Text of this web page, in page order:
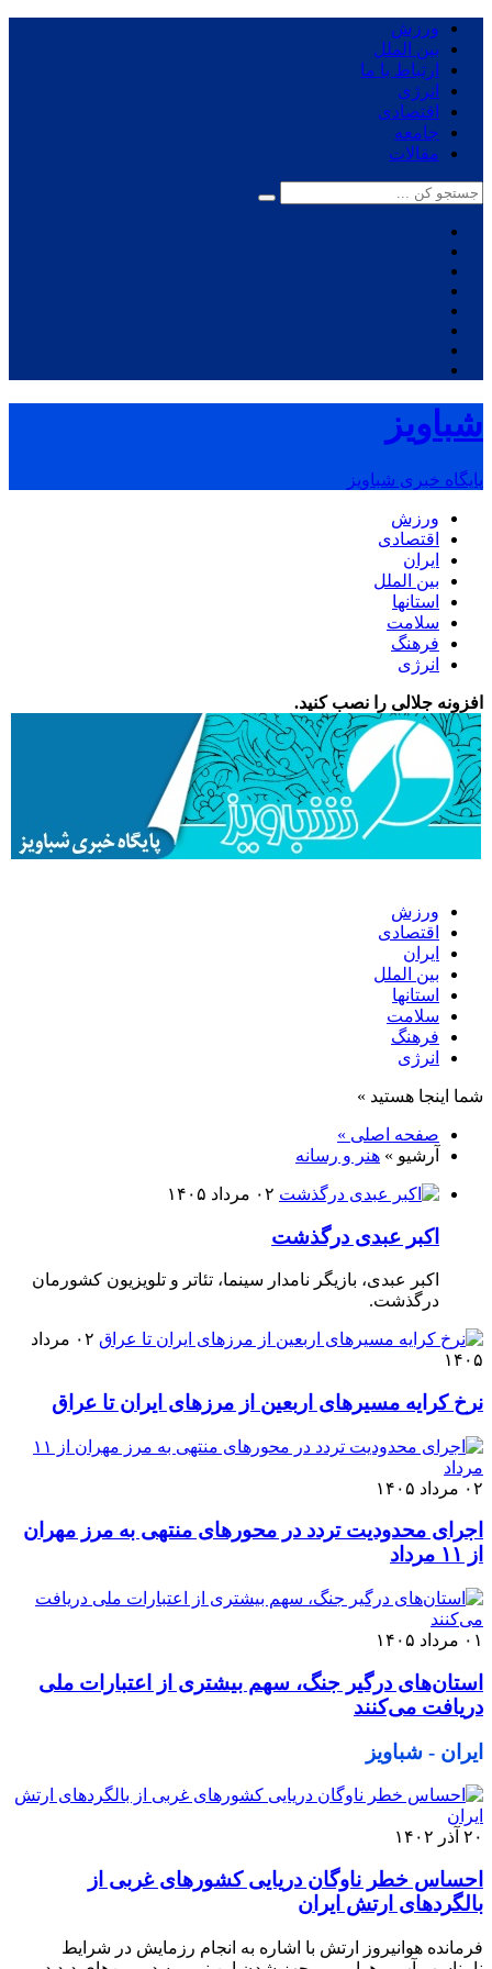
ورزش
بین الملل
ارتباط با ما
انرژی
اقتصادی
جامعه
مقالات
شباویز
پایگاه خبری شباویز
ورزش
اقتصادی
ایران
بین الملل
استانها
سلامت
فرهنگ
انرژی
افزونه جلالی را نصب کنید.
ورزش
اقتصادی
ایران
بین الملل
استانها
سلامت
فرهنگ
انرژی
شما اینجا هستید »
صفحه اصلی »
آرشیو » هنر و رسانه
۰۲ مرداد ۱۴۰۵
اکبر عبدی درگذشت
اکبر عبدی، بازیگر نامدار سینما، تئاتر و تلویزیون کشورمان
درگذشت.
۰۲ مرداد
۱۴۰۵
نرخ کرایه مسیرهای اربعین از مرزهای ایران تا عراق
۰۲ مرداد ۱۴۰۵
اجرای محدودیت تردد در محورهای منتهی به مرز مهران
از ۱۱ مرداد
۰۱ مرداد ۱۴۰۵
استان‌های درگیر جنگ، سهم بیشتری از اعتبارات ملی
دریافت می‌کنند
ایران - شباویز
۲۰ آذر ۱۴۰۲
احساس خطر ناوگان دریایی کشورهای غربی از
بالگردهای ارتش ایران
فرمانده هوانیروز ارتش با اشاره به انجام رزمایش در شرایط